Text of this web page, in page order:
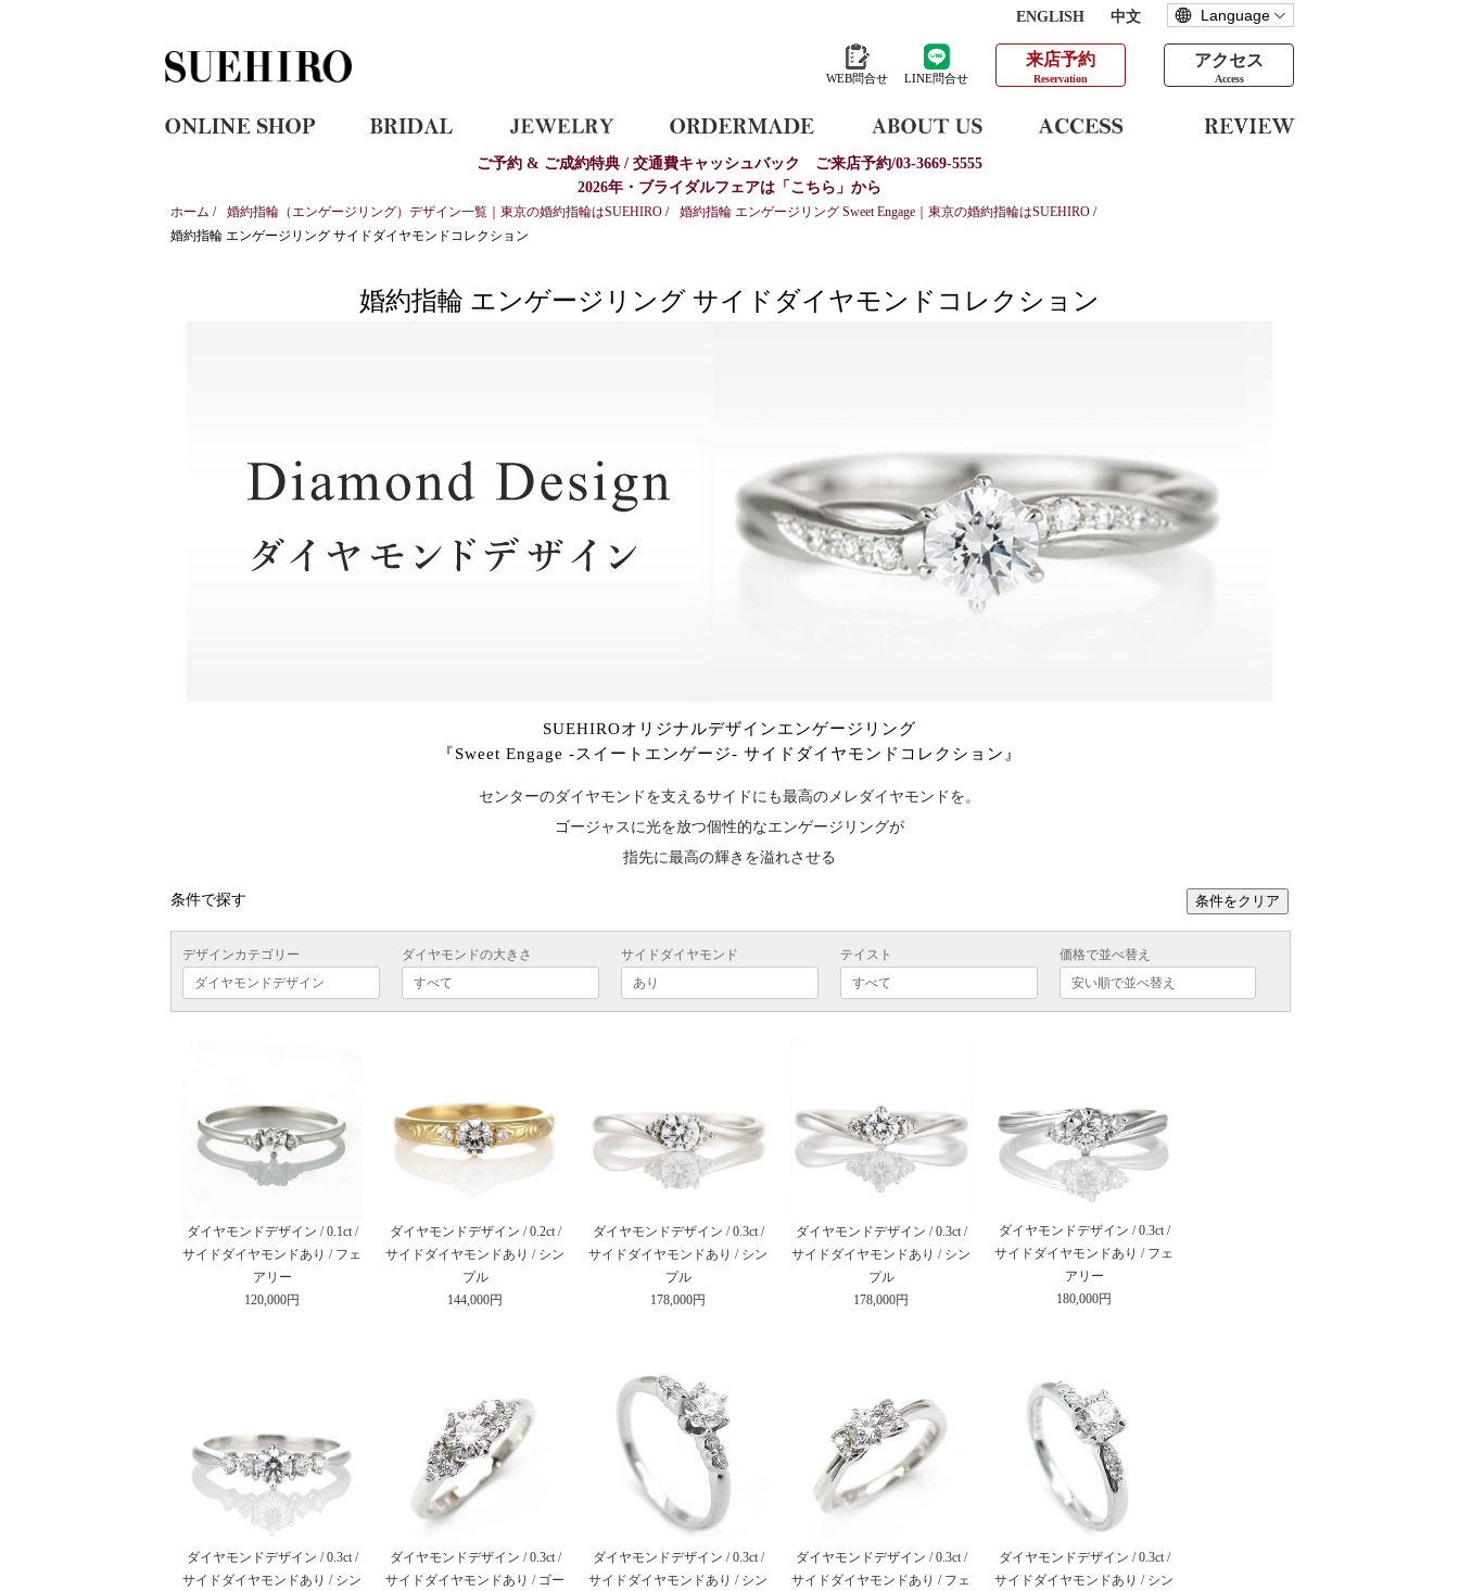
ENGLISH 中文
WEB問合せ LINE問合せ
来店予約
Reservation
アクセス
Access
ご予約 & ご成約特典 / 交通費キャッシュバック
ご来店予約/03-3669-5555
2026年・ブライダルフェアは「こちら」から
ホーム / 婚約指輪（エンゲージリング）デザイン一覧｜東京の婚約指輪はSUEHIRO / 婚約指輪 エンゲージリング Sweet Engage｜東京の婚約指輪はSUEHIRO /
婚約指輪 エンゲージリング サイドダイヤモンドコレクション
婚約指輪 エンゲージリング サイドダイヤモンドコレクション
SUEHIROオリジナルデザインエンゲージリング
『Sweet Engage -スイートエンゲージ- サイドダイヤモンドコレクション』
センターのダイヤモンドを支えるサイドにも最高のメレダイヤモンドを。
ゴージャスに光を放つ個性的なエンゲージリングが
指先に最高の輝きを溢れさせる
条件で探す 条件をクリア
デザインカテゴリー ダイヤモンドの大きさ サイドダイヤモンド テイスト 価格で並べ替え
ダイヤモンドデザイン / 0.2ct /
サイドダイヤモンドあり / シン
プル
144,000円
ダイヤモンドデザイン / 0.3ct /
サイドダイヤモンドあり / シン
プル
178,000円
ダイヤモンドデザイン / 0.3ct /
サイドダイヤモンドあり / シン
プル
178,000円
ダイヤモンドデザイン / 0.3ct /
サイドダイヤモンドあり / フェ
アリー
180,000円
ダイヤモンドデザイン / 0.3ct /
サイドダイヤモンドあり / シン
ダイヤモンドデザイン / 0.3ct /
サイドダイヤモンドあり / ゴー
ダイヤモンドデザイン / 0.3ct /
サイドダイヤモンドあり / シン
ダイヤモンドデザイン / 0.3ct /
サイドダイヤモンドあり / フェ
ダイヤモンドデザイン / 0.3ct /
サイドダイヤモンドあり / シン
ダイヤモンドデザイン / 0.1ct /
サイドダイヤモンドあり / フェ
アリー
120,000円